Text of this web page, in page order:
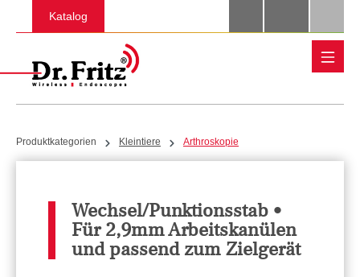
Zum Hauptinhalt springen
Katalog
Produktkategorien Kleintiere Arthroskopie
Wechsel/Punktionsstab •
Für 2,9mm Arbeitskanülen
und passend zum Zielgerät